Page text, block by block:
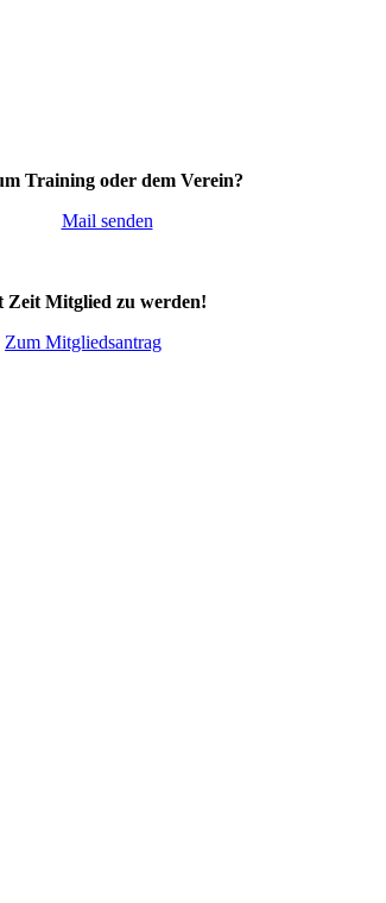
Training oder dem Verein?
Mail senden
Zeit Mitglied zu werden!
Zum Mitgliedsantrag